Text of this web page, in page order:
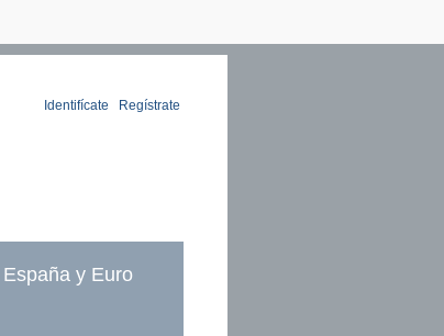
Identifícate Regístrate
y Euro